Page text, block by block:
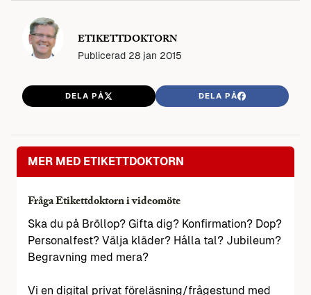
ETIKETTDOKTORN
Publicerad 28 jan 2015
DELA PÅ DELA PÅ
MER MED ETIKETTDOKTORN
Fråga Etikettdoktorn i videomöte
Ska du på Bröllop? Gifta dig? Konfirmation? Dop?
Personalfest? Välja kläder? Hålla tal? Jubileum?
Begravning med mera?
Vi en digital privat föreläsning/frågestund med